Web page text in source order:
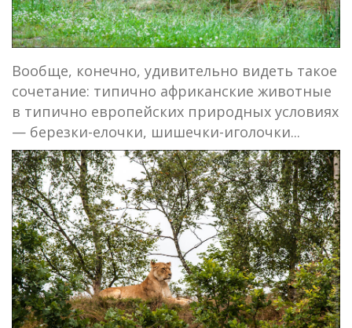
Вообще, конечно, удивительно видеть такое
сочетание: типично африканские животные
в типично европейских природных условиях
— березки-елочки, шишечки-иголочки...